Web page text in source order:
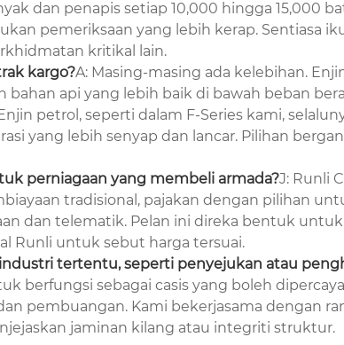
dan penapis setiap 10,000 hingga 15,000
pemeriksaan yang lebih kerap. Sentiasa
kritikal lain.
kargo?A: Masing-masing ada kelebihan.
api yang lebih baik di bawah beban
petrol, seperti dalam F-Series kami,
yang lebih senyap dan lancar. Pilihan
perniagaan yang membeli armada?J: Runli
tradisional, pajakan dengan pilihan
dan telematik. Pelan ini direka bentuk
Runli untuk sebut harga tersuai.
tertentu, seperti penyejukan atau
berfungsi sebagai casis yang boleh
pembuangan. Kami bekerjasama dengan
jaminan kilang atau integriti struktur.